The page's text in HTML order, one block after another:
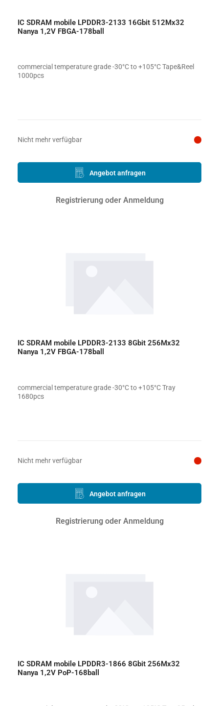
IC SDRAM mobile LPDDR3-2133 16Gbit 512Mx32
Nanya 1,2V FBGA-178ball
commercial temperature grade -30°C to +105°C Tape&Reel
1000pcs
Preis auf Anfrage
Nicht mehr verfügbar
Angebot anfragen
Registrierung oder Anmeldung
IC SDRAM mobile LPDDR3-2133 8Gbit 256Mx32
Nanya 1,2V FBGA-178ball
commercial temperature grade -30°C to +105°C Tray
1680pcs
Preis auf Anfrage
Nicht mehr verfügbar
Angebot anfragen
Registrierung oder Anmeldung
IC SDRAM mobile LPDDR3-1866 8Gbit 256Mx32
Nanya 1,2V PoP-168ball